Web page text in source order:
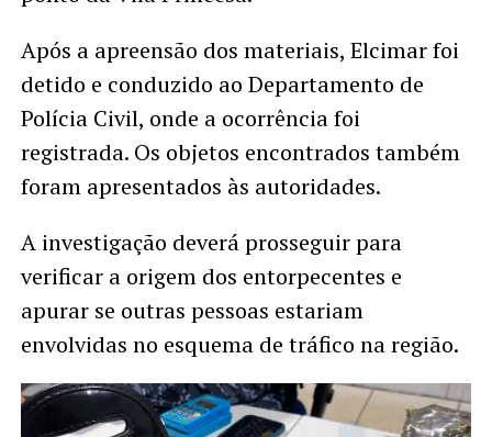
Após a apreensão dos materiais, Elcimar foi
detido e conduzido ao Departamento de
Polícia Civil, onde a ocorrência foi
registrada. Os objetos encontrados também
foram apresentados às autoridades.
A investigação deverá prosseguir para
verificar a origem dos entorpecentes e
apurar se outras pessoas estariam
envolvidas no esquema de tráfico na região.